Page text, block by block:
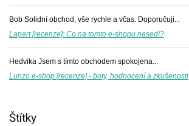
Bob Solidní obchod, vše rychle a včas. Doporučuji...
Lapert [recenze]: Co na tomto e-shopu nesedí?
Hedvika Jsem s tímto obchodem spokojena...
Lunzo e-shop [recenze] - boty, hodnocení a zkušenosti
Štítky